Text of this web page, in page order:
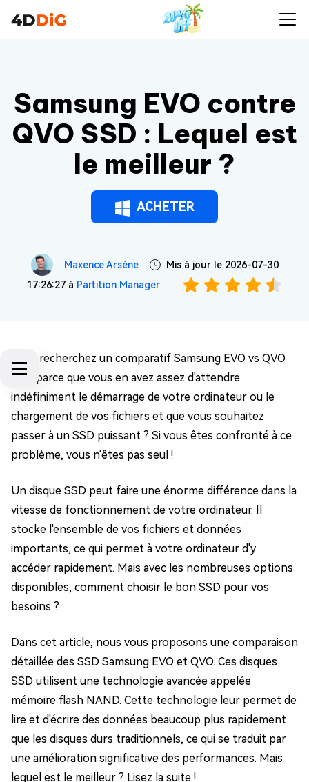
Samsung EVO contre
QVO SSD : Lequel est
le meilleur ?
ACHETER
Maxence Arsène
Mis à jour le 2026-07-30
17:26:27 à Partition Manager
Vous recherchez un comparatif Samsung EVO vs QVO
SSD parce que vous en avez assez d'attendre
indéfiniment le démarrage de votre ordinateur ou le
chargement de vos fichiers et que vous souhaitez
passer à un SSD puissant ? Si vous êtes confronté à ce
problème, vous n'êtes pas seul !
Un disque SSD peut faire une énorme différence dans la
vitesse de fonctionnement de votre ordinateur. Il
stocke l'ensemble de vos fichiers et données
importants, ce qui permet à votre ordinateur d'y
accéder rapidement. Mais avec les nombreuses options
disponibles, comment choisir le bon SSD pour vos
besoins ?
Dans cet article, nous vous proposons une comparaison
détaillée des SSD Samsung EVO et QVO. Ces disques
SSD utilisent une technologie avancée appelée
mémoire flash NAND. Cette technologie leur permet de
lire et d'écrire des données beaucoup plus rapidement
que les disques durs traditionnels, ce qui se traduit par
une amélioration significative des performances. Mais
lequel est le meilleur ? Lisez la suite !